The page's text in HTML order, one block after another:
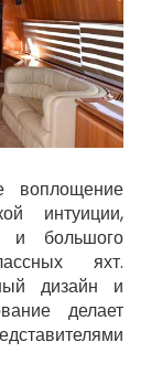
интуиции,
и большого
яхт.
дизайн и
делает